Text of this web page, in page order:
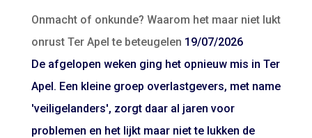
Onmacht of onkunde? Waarom het maar niet lukt
onrust Ter Apel te beteugelen 19/07/2026
De afgelopen weken ging het opnieuw mis in Ter
Apel. Een kleine groep overlastgevers, met name
'veiligelanders', zorgt daar al jaren voor
problemen en het lijkt maar niet te lukken de